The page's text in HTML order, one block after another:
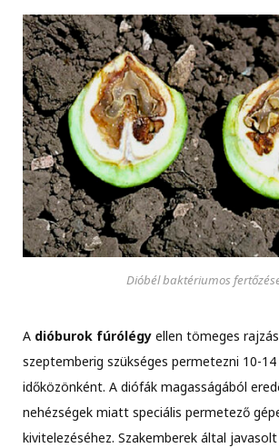
Dióbél baktériumos
A dióburok fúrólégy ellen tömeges
szeptemberig szükséges permetezni 10-
időközönként. A diófák magasságából
nehézségek miatt speciális permetező
kivitelezéséhez. Szakemberek által